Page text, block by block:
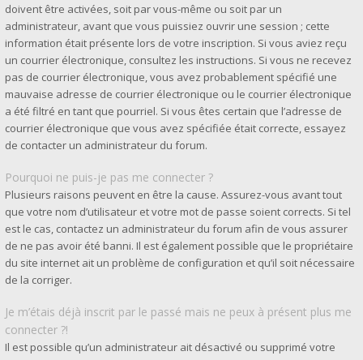
doivent être activées, soit par vous-même ou soit par un
administrateur, avant que vous puissiez ouvrir une session ; cette
information était présente lors de votre inscription. Si vous aviez reçu
un courrier électronique, consultez les instructions. Si vous ne recevez
pas de courrier électronique, vous avez probablement spécifié une
mauvaise adresse de courrier électronique ou le courrier électronique
a été filtré en tant que pourriel. Si vous êtes certain que l’adresse de
courrier électronique que vous avez spécifiée était correcte, essayez
de contacter un administrateur du forum.
Pourquoi ne puis-je pas me connecter ?
Plusieurs raisons peuvent en être la cause. Assurez-vous avant tout
que votre nom d’utilisateur et votre mot de passe soient corrects. Si tel
est le cas, contactez un administrateur du forum afin de vous assurer
de ne pas avoir été banni. Il est également possible que le propriétaire
du site internet ait un problème de configuration et qu’il soit nécessaire
de la corriger.
Je m’étais déjà inscrit par le passé mais ne peux à présent plus me
connecter ?!
Il est possible qu’un administrateur ait désactivé ou supprimé votre